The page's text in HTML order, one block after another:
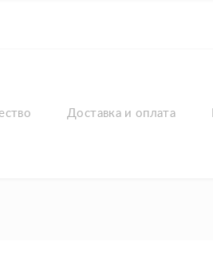
Доставка и оплата